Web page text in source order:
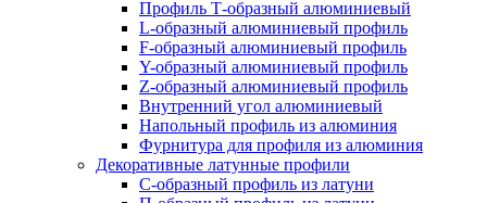
Профиль Т-образный алюминиевый
L-образный алюминиевый профиль
F-образный алюминиевый профиль
Y-образный алюминиевый профиль
Z-образный алюминиевый профиль
Внутренний угол алюминиевый
Напольный профиль из алюминия
Фурнитура для профиля из алюминия
Декоративные латунные профили
C-образный профиль из латуни